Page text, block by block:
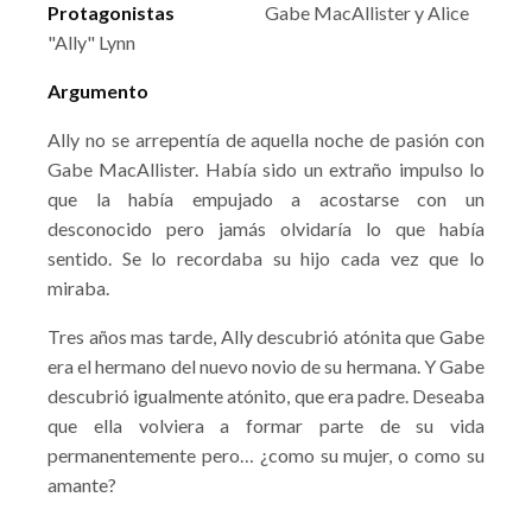
Protagonistas
Gabe MacAllister y Alice
"Ally" Lynn
Argumento
Ally no se arrepentía de aquella noche de pasión con
Gabe MacAllister. Había sido un extraño impulso lo
que la había empujado a acostarse con un
desconocido pero jamás olvidaría lo que había
sentido. Se lo recordaba su hijo cada vez que lo
miraba.
Tres años mas tarde, Ally descubrió atónita que Gabe
era el hermano del nuevo novio de su hermana. Y Gabe
descubrió igualmente atónito, que era padre. Deseaba
que ella volviera a formar parte de su vida
permanentemente pero… ¿como su mujer, o como su
amante?